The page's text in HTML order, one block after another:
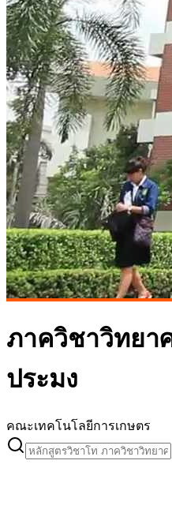
ภาควิชาวิทยา
ประมง
คณะเทคโนโลยีการเกษตร